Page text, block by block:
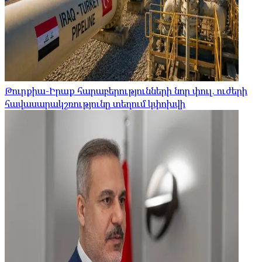
Թուրքիա-Իրաք հարաբերությունների նոր փուլ. ուժերի
հավասարակշռությունը տեղում կփոխվի